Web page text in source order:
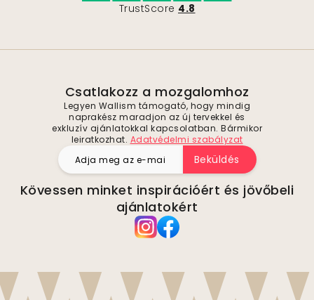
TrustScore 4.8
Csatlakozz a mozgalomhoz
Legyen Wallism támogató, hogy mindig
naprakész maradjon az új tervekkel és
exkluzív ajánlatokkal kapcsolatban. Bármikor
leiratkozhat. Adatvédelmi szabályzat
Beküldés
Kövessen minket inspirációért és jövőbeli
ajánlatokért